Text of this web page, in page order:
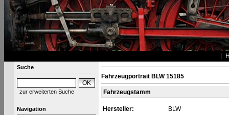
Suche
zur erweiterten Suche
Navigation
Fahrzeugportrait BLW 15185
Fahrzeugstamm
Hersteller:
BLW